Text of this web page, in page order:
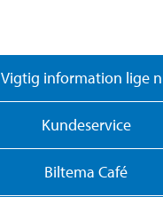
Vigtig information lige
Kundeservice
Biltema Café